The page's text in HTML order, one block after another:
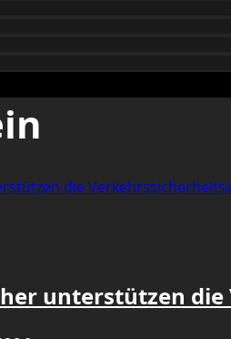
die
unterstützen